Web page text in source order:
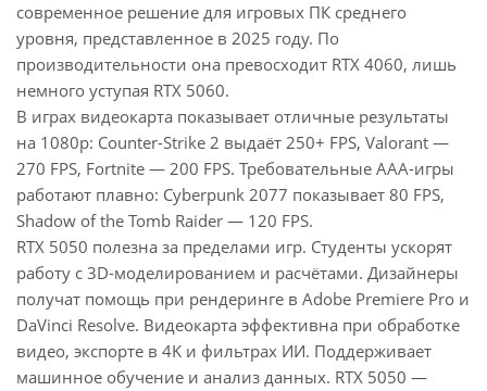
современное решение для игровых ПК среднего
уровня, представленное в 2025 году. По
производительности она превосходит RTX 4060, лишь
немного уступая RTX 5060.
В играх видеокарта показывает отличные результаты
на 1080p: Counter-Strike 2 выдаёт 250+ FPS, Valorant —
270 FPS, Fortnite — 200 FPS. Требовательные AAA-игры
работают плавно: Cyberpunk 2077 показывает 80 FPS,
Shadow of the Tomb Raider — 120 FPS.
RTX 5050 полезна за пределами игр. Студенты ускорят
работу с 3D-моделированием и расчётами. Дизайнеры
получат помощь при рендеринге в Adobe Premiere Pro и
DaVinci Resolve. Видеокарта эффективна при обработке
видео, экспорте в 4K и фильтрах ИИ. Поддерживает
машинное обучение и анализ данных. RTX 5050 —